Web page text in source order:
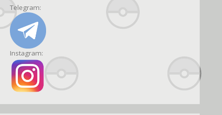
Telegram:
Instagram: